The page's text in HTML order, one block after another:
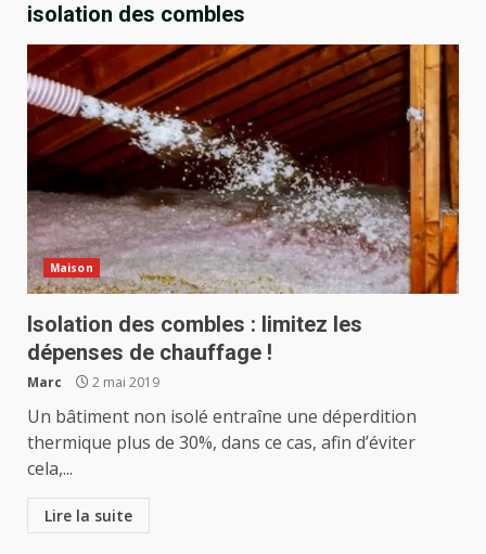
isolation des combles
Maison
Isolation des combles : limitez les
dépenses de chauffage !
Marc 2 mai 2019
Un bâtiment non isolé entraîne une déperdition
thermique plus de 30%, dans ce cas, afin d’éviter
cela,...
Lire la suite